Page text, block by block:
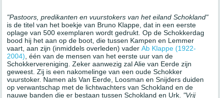
"Pastoors, predikanten en vuurstokers van het eiland Schokland"
is de titel van het boekjevan Bruno Klappe, dat in een eerste
oplage van 500 exemplaren wordt gedrukt. Op de Schokkerdag
bood hij het aan op de boot, die tussen Kampen en Lemmer
vaart, aan zijn (inmiddels overleden) vaderAb Klappe (1922-
2004) , één van de mensen van het eerste uur van de
Schokkervereniging. Zeker aanwezig zal Alie van Eerde zijn
geweest. Zij is een nakomelinge van een oude Schokker
vuurstoker. Namen als Van Eerde, Loosman en Snijders duiden
op verwantschap met de lichtwachters van Schokland en de
nauwe banden die er bestaan tussen Schokland en Urk. "Vrij